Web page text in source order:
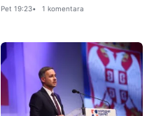
Pet 19:23 1 komentara